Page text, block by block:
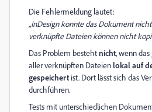
Die Fehlermeldung lautet:
„InDesign konnte das Dokument
verknüpfte Dateien können nicht
Das Problem bestehtnicht, wenn
aller verknüpften Dateienlokal auf
gespeichertist. Dort lässt sich das
durchführen.
Tests mit unterschiedlichen